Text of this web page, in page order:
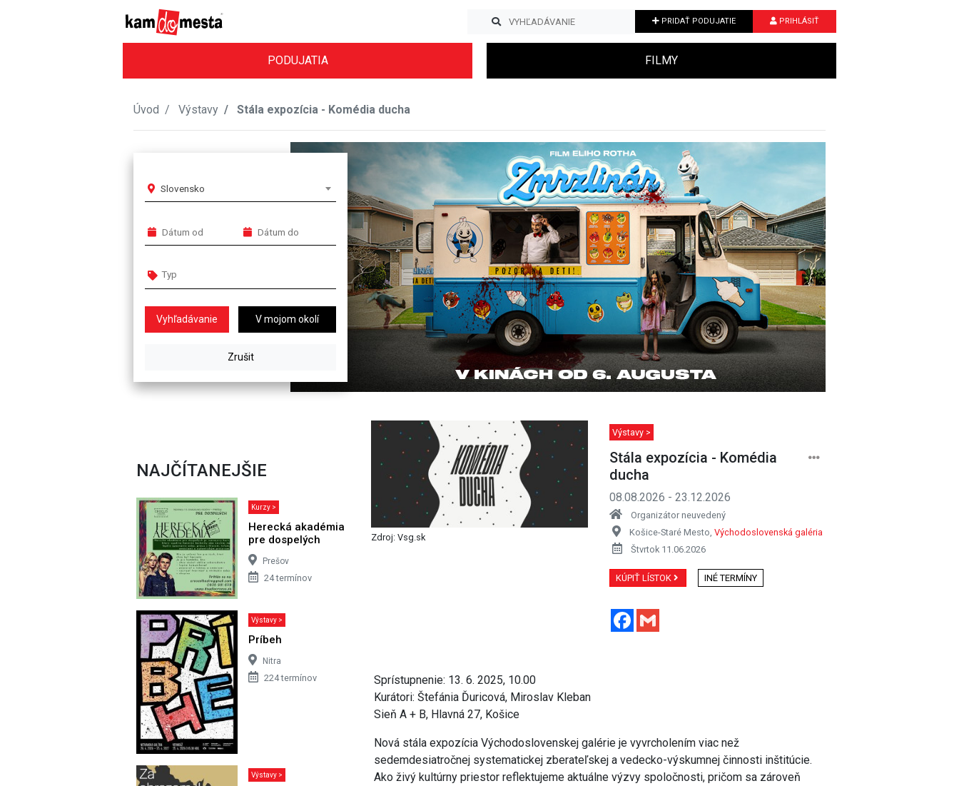
PRIDAŤ PODUJATIE PRIHLÁSIŤ
PODUJATIA FILMY
Úvod Výstavy Stála expozícia - Komédia ducha
Slovensko
V mojom okolí
Previous Next
NAJČÍTANEJŠIE
Kurzy >
Herecká akadémia
pre dospelých
Prešov
24 termínov
Výstavy >
Príbeh
Nitra
224 termínov
Výstavy >
Zdroj: Vsg.sk
Výstavy >
Stála expozícia - Komédia
ducha
08.08.2026 - 23.12.2026
Organizátor neuvedený
Košice-Staré Mesto, Východoslovenská galéria
Štvrtok 11.06.2026
KÚPIŤ LÍSTOK INÉ TERMÍNY
Facebook
Sprístupnenie: 13. 6. 2025, 10.00
Kurátori: Štefánia Ďuricová, Miroslav Kleban
Sieň A + B, Hlavná 27, Košice
Nová stála expozícia Východoslovenskej galérie je vyvrcholením viac než
sedemdesiatročnej systematickej zberateľskej a vedecko-výskumnej činnosti inštitúcie.
Ako živý kultúrny priestor reflektujeme aktuálne výzvy spoločnosti, pričom sa zároveň